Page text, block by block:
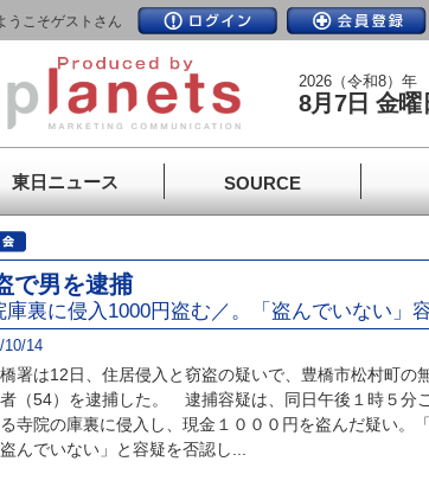
うこそゲストさん
2026（令和8）年
8月7日 金曜
東日ニュース SOURCE
で男を逮捕
庫裏に侵入1000円盗む／。「盗んでいない」
10/14
署は12日、住居侵入と窃盗の疑いで、豊橋市松村町の
（54）を逮捕した。 逮捕容疑は、同日午後１時５分
寺院の庫裏に侵入し、現金１０００円を盗んだ疑い。
んでいない」と容疑を否認し...